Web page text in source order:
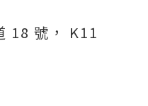
18 號， K11